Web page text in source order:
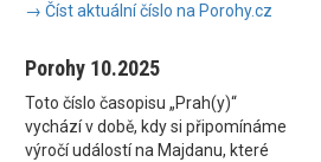
→ Číst aktuální číslo na Porohy.cz
Porohy 10.2025
Toto číslo časopisu „Prah(y)“
vychází v době, kdy si připomínáme
výročí událostí na Majdanu, které